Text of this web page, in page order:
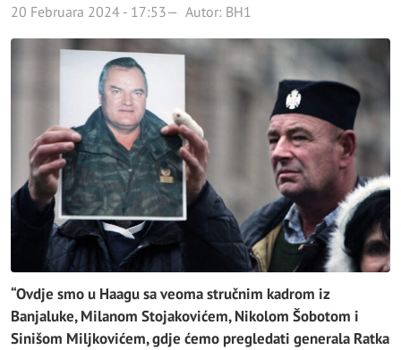
20 Februara 2024 - 17:53 Autor: BH1
“Ovdje smo u Haagu sa veoma stručnim kadrom iz
Banjaluke, Milanom Stojakovićem, Nikolom Šobotom i
Sinišom Miljkovićem, gdje ćemo pregledati generala Ratka